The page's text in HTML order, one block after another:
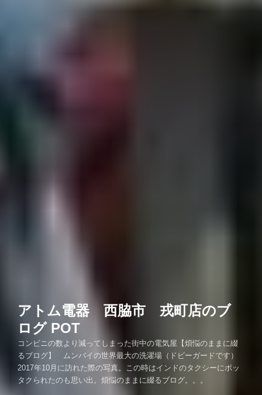
アトム電器 西脇市 戎町店のブ
ログ POT
コンビニの数より減ってしまった街中の電気屋【煩悩のままに綴
るブログ】 ムンバイの世界最大の洗濯場（ドビーガードです）
2017年10月に訪れた際の写真。この時はインドのタクシーにボッ
タクられたのも思い出。煩悩のままに綴るブログ。。。